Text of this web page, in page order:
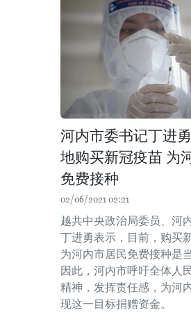
河内市委书记丁进
地购买新冠疫苗 为
免费接种
02/06/2021 02:21
越共中央政治局委员、河
丁进勇表示，目前，购买
为河内市居民免费接种是
因此，河内市呼吁全体人
精神，发挥责任感，为河
现这一目标捐赠资金。